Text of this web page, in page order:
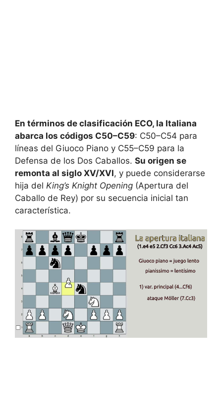
En términos de clasificación ECO, la Italiana
abarca los códigos C50–C59: C50–C54 para
líneas del Giuoco Piano y C55–C59 para la
Defensa de los Dos Caballos. Su origen se
remonta al siglo XV/XVI, y puede considerarse
hija del King’s Knight Opening (Apertura del
Caballo de Rey) por su secuencia inicial tan
característica.